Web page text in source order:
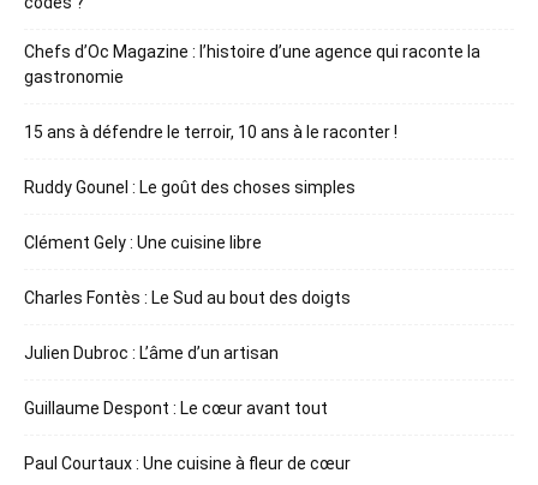
Chefs d’Oc Magazine : l’histoire d’une agence qui raconte la
gastronomie
15 ans à défendre le terroir, 10 ans à le raconter !
Ruddy Gounel : Le goût des choses simples
Clément Gely : Une cuisine libre
Charles Fontès : Le Sud au bout des doigts
Julien Dubroc : L’âme d’un artisan
Guillaume Despont : Le cœur avant tout
Paul Courtaux : Une cuisine à fleur de cœur